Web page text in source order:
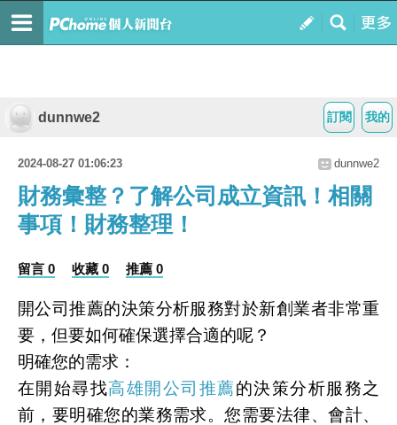
我的
訂閱
dunnwe2
2024-08-27 01:06:23 dunnwe2
財務彙整？了解公司成立資訊！相關
事項！財務整理！
留言 0 收藏 0 推薦 0
開公司推薦的決策分析服務對於新創業者非常重
要，但要如何確保選擇合適的呢？
明確您的需求：
在開始尋找高雄開公司推薦的決策分析服務之
前，要明確您的業務需求。您需要法律、會計、